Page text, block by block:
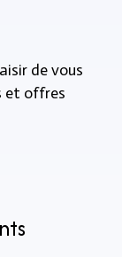
de vous
et offres